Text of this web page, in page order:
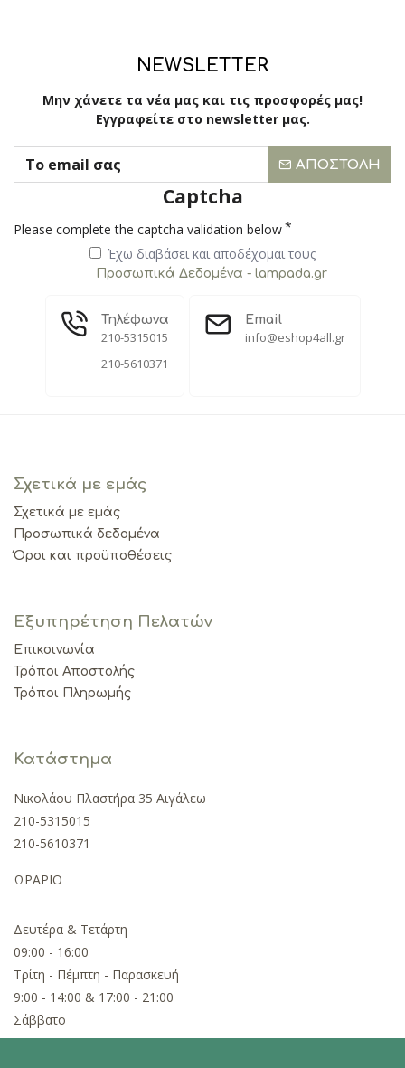
NEWSLETTER
Μην χάνετε τα νέα μας και τις προσφορές μας!
Εγγραφείτε στο newsletter μας.
ΑΠΟΣΤΟΛΉ
Captcha
Please complete the captcha validation below
Έχω διαβάσει και αποδέχομαι τους
Προσωπικά Δεδομένα - lampada.gr
Τηλέφωνα
210-5315015
210-5610371
Email
info@eshop4all.gr
Σχετικά με εμάς
Σχετικά με εμάς
Προσωπικά δεδομένα
Όροι και προϋποθέσεις
Εξυπηρέτηση Πελατών
Επικοινωνία
Τρόποι Αποστολής
Τρόποι Πληρωμής
Κατάστημα
Νικολάου Πλαστήρα 35 Αιγάλεω
210-5315015
210-5610371
ΩΡΑΡΙΟ
Δευτέρα & Τετάρτη
09:00 - 16:00
Τρίτη - Πέμπτη - Παρασκευή
9:00 - 14:00 & 17:00 - 21:00
Σάββατο
09:00 - 15:00